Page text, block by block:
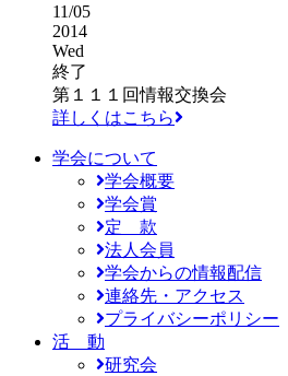
11/05
2014
Wed
終了
第１１１回情報交換会
詳しくはこちら
学会について
学会概要
学会賞
定 款
法人会員
学会からの情報配信
連絡先・アクセス
プライバシーポリシー
活 動
研究会